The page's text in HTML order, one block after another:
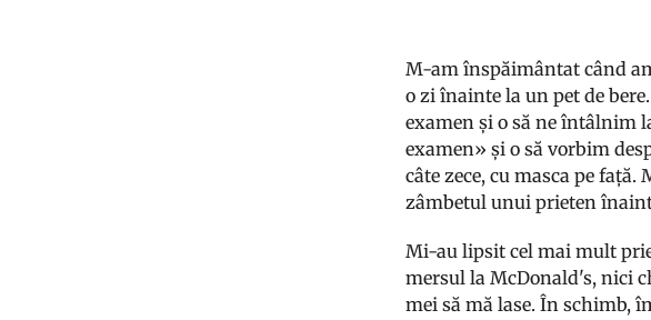
M-am înspăimântat când
o zi înainte la un pet de
examen și o să ne întâlnim
examen» și o să vorbim
câte zece, cu masca pe
zâmbetul unui prieten
Mi-au lipsit cel mai mult
mersul la McDonald's, nici
mei să mă lase. În schimb,